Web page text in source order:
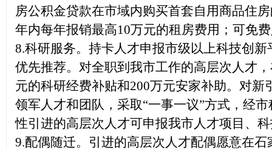
房公积金贷款在市域内购买首套自用商品住
年内每年报销最高10万元的租房费用；可免
8.科研服务。持卡人才申报市级以上科技创
优先推荐。对全职到我市工作的高层次人才
元的科研经费补贴和200万元安家补助。对新
领军人才和 团队，采取“一事一议”方式，经
性引进的高层次人才可申报我市人才项目、
9.配偶随迁。引进的高层次人才配偶愿意在